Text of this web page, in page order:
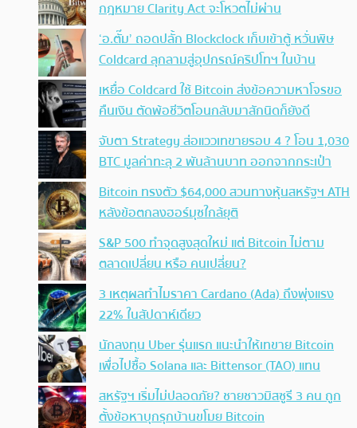
กฎหมาย Clarity Act จะโหวตไม่ผ่าน
‘อ.ตั๊ม’ ถอดปลั้ก Blockclock เก็บเข้าตู้ หวั่นพิษ
Coldcard ลุกลามสู่อุปกรณ์คริปโทฯ ในบ้าน
เหยื่อ Coldcard ใช้ Bitcoin ส่งข้อความหาโจรขอ
คืนเงิน ตัดพ้อชีวิตโอนกลับมาสักนิดก็ยังดี
จับตา Strategy ส่อแววเทขายรอบ 4 ? โอน 1,030
BTC มูลค่าทะลุ 2 พันล้านบาท ออกจากกระเป๋า
Bitcoin ทรงตัว $64,000 สวนทางหุ้นสหรัฐฯ ATH
หลังข้อตกลงฮอร์มุซใกล้ยุติ
S&P 500 ทำจุดสูงสุดใหม่ แต่ Bitcoin ไม่ตาม
ตลาดเปลี่ยน หรือ คนเปลี่ยน?
3 เหตุผลทำไมราคา Cardano (Ada) ถึงพุ่งแรง
22% ในสัปดาห์เดียว
นักลงทุน Uber รุ่นแรก แนะนำให้เทขาย Bitcoin
เพื่อไปซื้อ Solana และ Bittensor (TAO) แทน
สหรัฐฯ เริ่มไม่ปลอดภัย? ชายชาวมิสซูรี 3 คน ถูก
ตั้งข้อหาบุกรุกบ้านขโมย Bitcoin